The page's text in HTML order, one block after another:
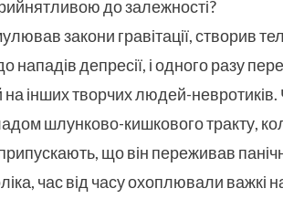
до залежності?
закони гравітації, створив
нападів депресії, і одного разу
інших творчих людей-
шлунково-кишкового тракту,
що він переживав
час від часу охоплювали важкі